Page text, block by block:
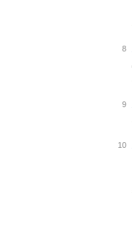
8
9
10